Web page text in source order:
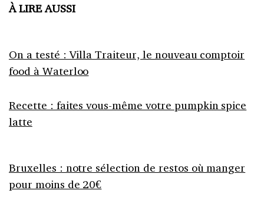
À LIRE AUSSI
On a testé : Villa Traiteur, le nouveau comptoir
food à Waterloo
Recette : faites vous-même votre pumpkin spice
latte
Bruxelles : notre sélection de restos où manger
pour moins de 20€